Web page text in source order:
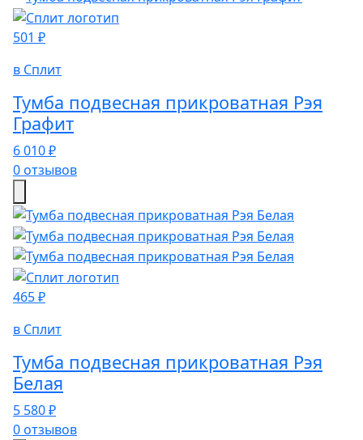
501 ₽
в Сплит
Тумба подвесная прикроватная Рэя
Графит
6 010 ₽
0 отзывов
465 ₽
в Сплит
Тумба подвесная прикроватная Рэя
Белая
5 580 ₽
0 отзывов